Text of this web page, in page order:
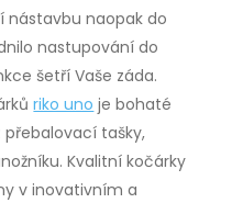
nástavbu naopak do
nastupování do
šetří Vaše záda.
riko uno je bohaté
přebalovací tašky,
Kvalitní kočárky
v inovativním a